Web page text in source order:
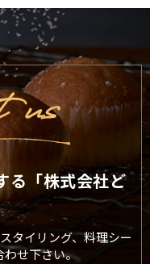
る「株式会社ど
タイリング、料理シー
せ下さい。